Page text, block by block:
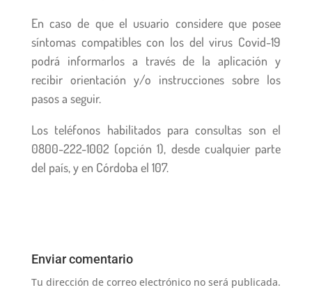
En caso de que el usuario considere que posee
síntomas compatibles con los del virus Covid-19
podrá informarlos a través de la aplicación y
recibir orientación y/o instrucciones sobre los
pasos a seguir.
Los teléfonos habilitados para consultas son el
0800-222-1002 (opción 1), desde cualquier parte
del país, y en Córdoba el 107.
Enviar comentario
Tu dirección de correo electrónico no será publicada.